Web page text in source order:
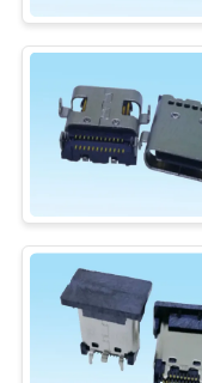
FORDERN
ZITAT
NEWS
SITEMAP